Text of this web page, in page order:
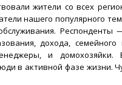
жители со всех
нашего популярного
Респонденты
дохода, семейного
и домохозяйки.
в активной фазе жизни.